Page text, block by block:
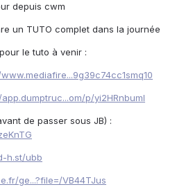
depuis cwm
un TUTO complet dans la journée
le tuto à venir :
p/yi2HRnbuml
de passer sous JB) :
h.st/ubb
ge...?file=/VB44TJus